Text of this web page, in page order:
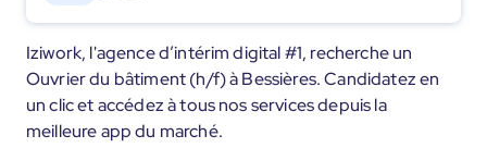
Iziwork, l'agence d’intérim digital #1, recherche un
Ouvrier du bâtiment (h/f) à Bessières. Candidatez en
un clic et accédez à tous nos services depuis la
meilleure app du marché.